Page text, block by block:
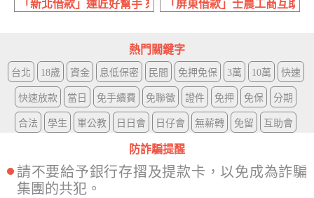
「新北借款」運匠好幫手 來電就放款 | 1~50萬 瞬間解決資
「屏東借款」士農工商互助
熱門關鍵字
台北 18歲 資金 息低保密 民間 免押免保 3萬 10萬 快速
快速放款 當日 免手續費 免聯徵 證件 免押 免保 分期
合法 學生 軍公教 日日會 日仔會 無薪轉 免留 互助會
防詐騙提醒
請不要給予銀行存摺及提款卡，以免成為詐騙
集團的共犯。